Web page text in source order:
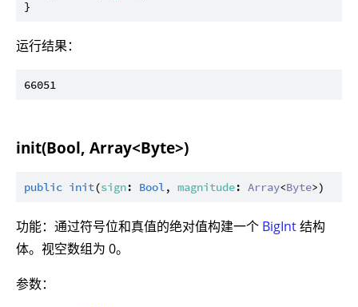
运行结果：
init(Bool, Array<Byte>)
public init(sign: Bool, magnitude: Array<Byte
功能：通过符号位和真值的绝对值构建一个 BigInt结构
体。视空数组为 0。
参数：